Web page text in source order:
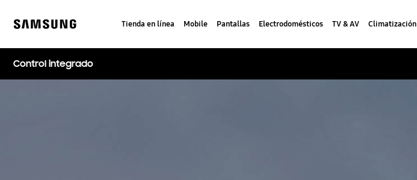
content
Tienda en línea Mobile Pantallas Electrodomésticos TV & AV Climatización
Control integrado